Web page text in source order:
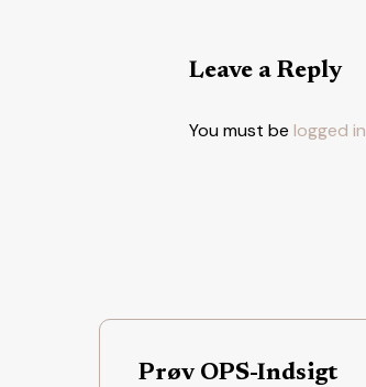
Leave a Reply
You must be logged in
Prøv OPS-Indsigt